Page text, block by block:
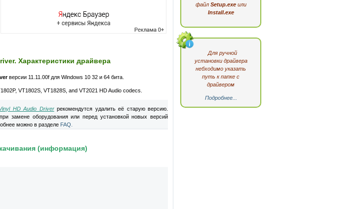
файл Setup.exeили
Install.exe
Для ручной
установки драйвера
небходимо указать
путь к папке с
драйвером
Подробнее...
Характеристики драйвера
версии 11.11.00f для Windows 10 32 и 64 бита.
VT1802S, VT1828S, and VT2021 HD Audio codecs.
HD Audio Driverрекомендутся удалить её старую версию.
замене оборудования или перед установкой новых версий
можно в разделе FAQ.
(информация)